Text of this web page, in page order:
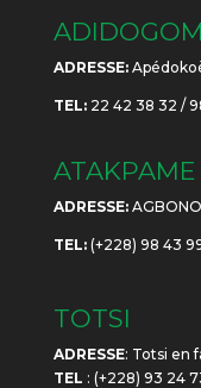
ADRESSE:
TEL:22 42 38 32 /
ATAKPAME
ADRESSE:
TEL:(+228) 98 43
TOTSI
ADRESSE: Totsi en
TEL : (+228) 93 24